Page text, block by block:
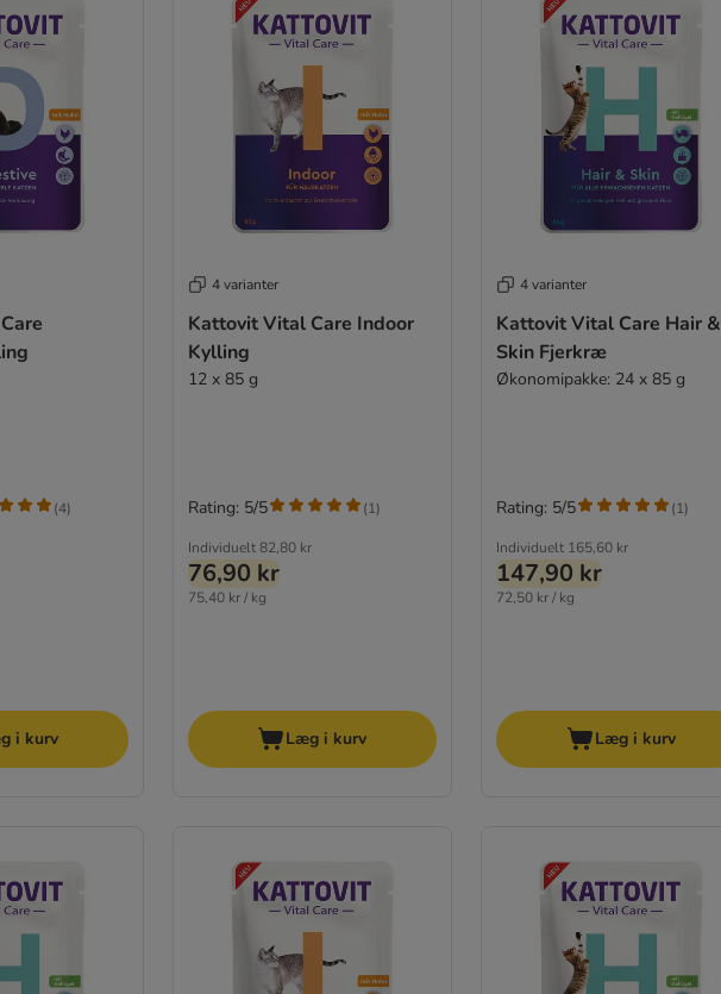
(4)
i kurv
4 varianter
Kattovit Vital Care Indoor
Kylling
12 x 85 g
Individuelt 82,80 kr
76,90 kr
75,40 kr / kg
Rating: 5/5 (1)
Læg i kurv
4 varianter
Kattovit Vital Care Hair &
Skin Fjerkræ
Økonomipakke: 24 x 85 g
Individuelt 165,60 kr
147,90 kr
72,50 kr / kg
Rating: 5/5 (1)
Læg i kurv